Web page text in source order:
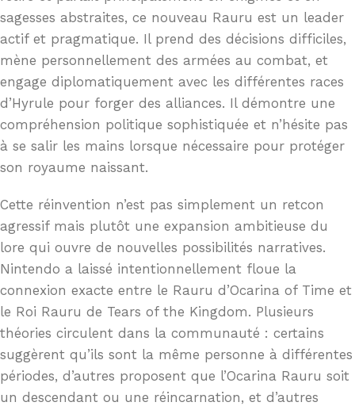
sagesses abstraites, ce nouveau Rauru est un leader
actif et pragmatique. Il prend des décisions difficiles,
mène personnellement des armées au combat, et
engage diplomatiquement avec les différentes races
d’Hyrule pour forger des alliances. Il démontre une
compréhension politique sophistiquée et n’hésite pas
à se salir les mains lorsque nécessaire pour protéger
son royaume naissant.
Cette réinvention n’est pas simplement un retcon
agressif mais plutôt une expansion ambitieuse du
lore qui ouvre de nouvelles possibilités narratives.
Nintendo a laissé intentionnellement floue la
connexion exacte entre le Rauru d’Ocarina of Time et
le Roi Rauru de Tears of the Kingdom. Plusieurs
théories circulent dans la communauté : certains
suggèrent qu’ils sont la même personne à différentes
périodes, d’autres proposent que l’Ocarina Rauru soit
un descendant ou une réincarnation, et d’autres